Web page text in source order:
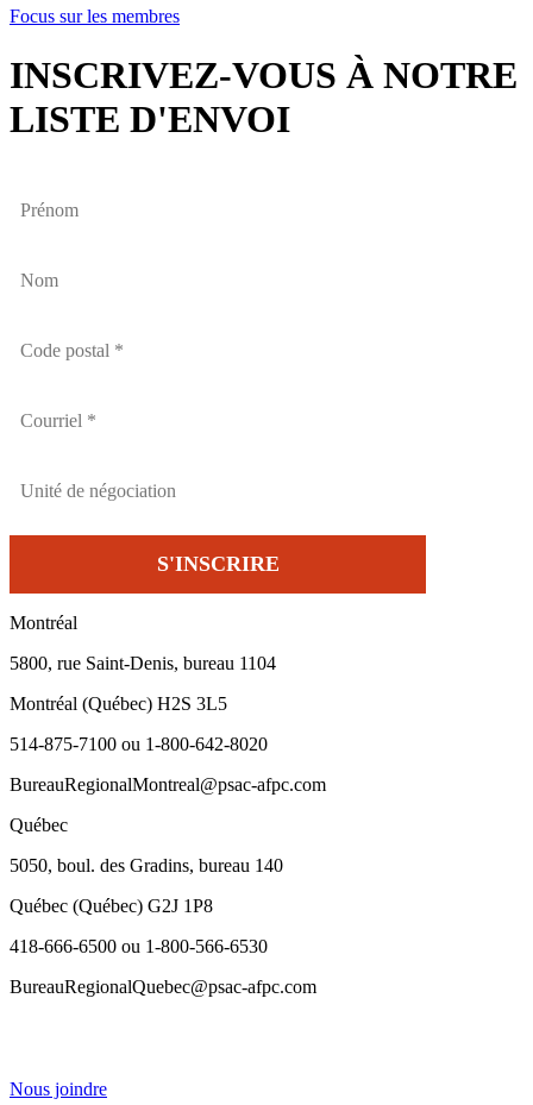
Focus sur les membres
INSCRIVEZ-VOUS À NOTRE
LISTE D'ENVOI
Montréal
5800, rue Saint-Denis, bureau 1104
Montréal (Québec) H2S 3L5
514-875-7100 ou 1-800-642-8020
BureauRegionalMontreal@psac-afpc.com
Québec
5050, boul. des Gradins, bureau 140
Québec (Québec) G2J 1P8
418-666-6500 ou 1-800-566-6530
BureauRegionalQuebec@psac-afpc.com
Nous joindre